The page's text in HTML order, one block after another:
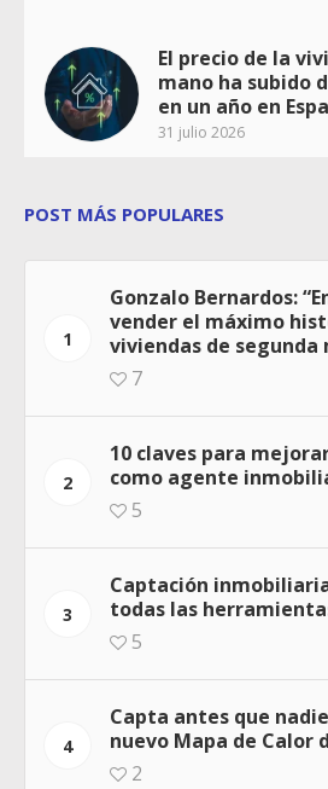
El precio de la
mano ha subido
en un año en
31 julio 2026
POST MÁS POPULARES
1
Gonzalo Bernardos:
vender el máximo
viviendas de segunda
7
2
10 claves para
como agente
5
3
Captación
todas las
5
4
Capta antes que
nuevo Mapa de Calor
2